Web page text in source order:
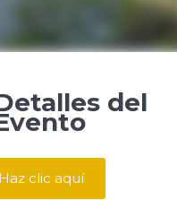
del
clic aquí